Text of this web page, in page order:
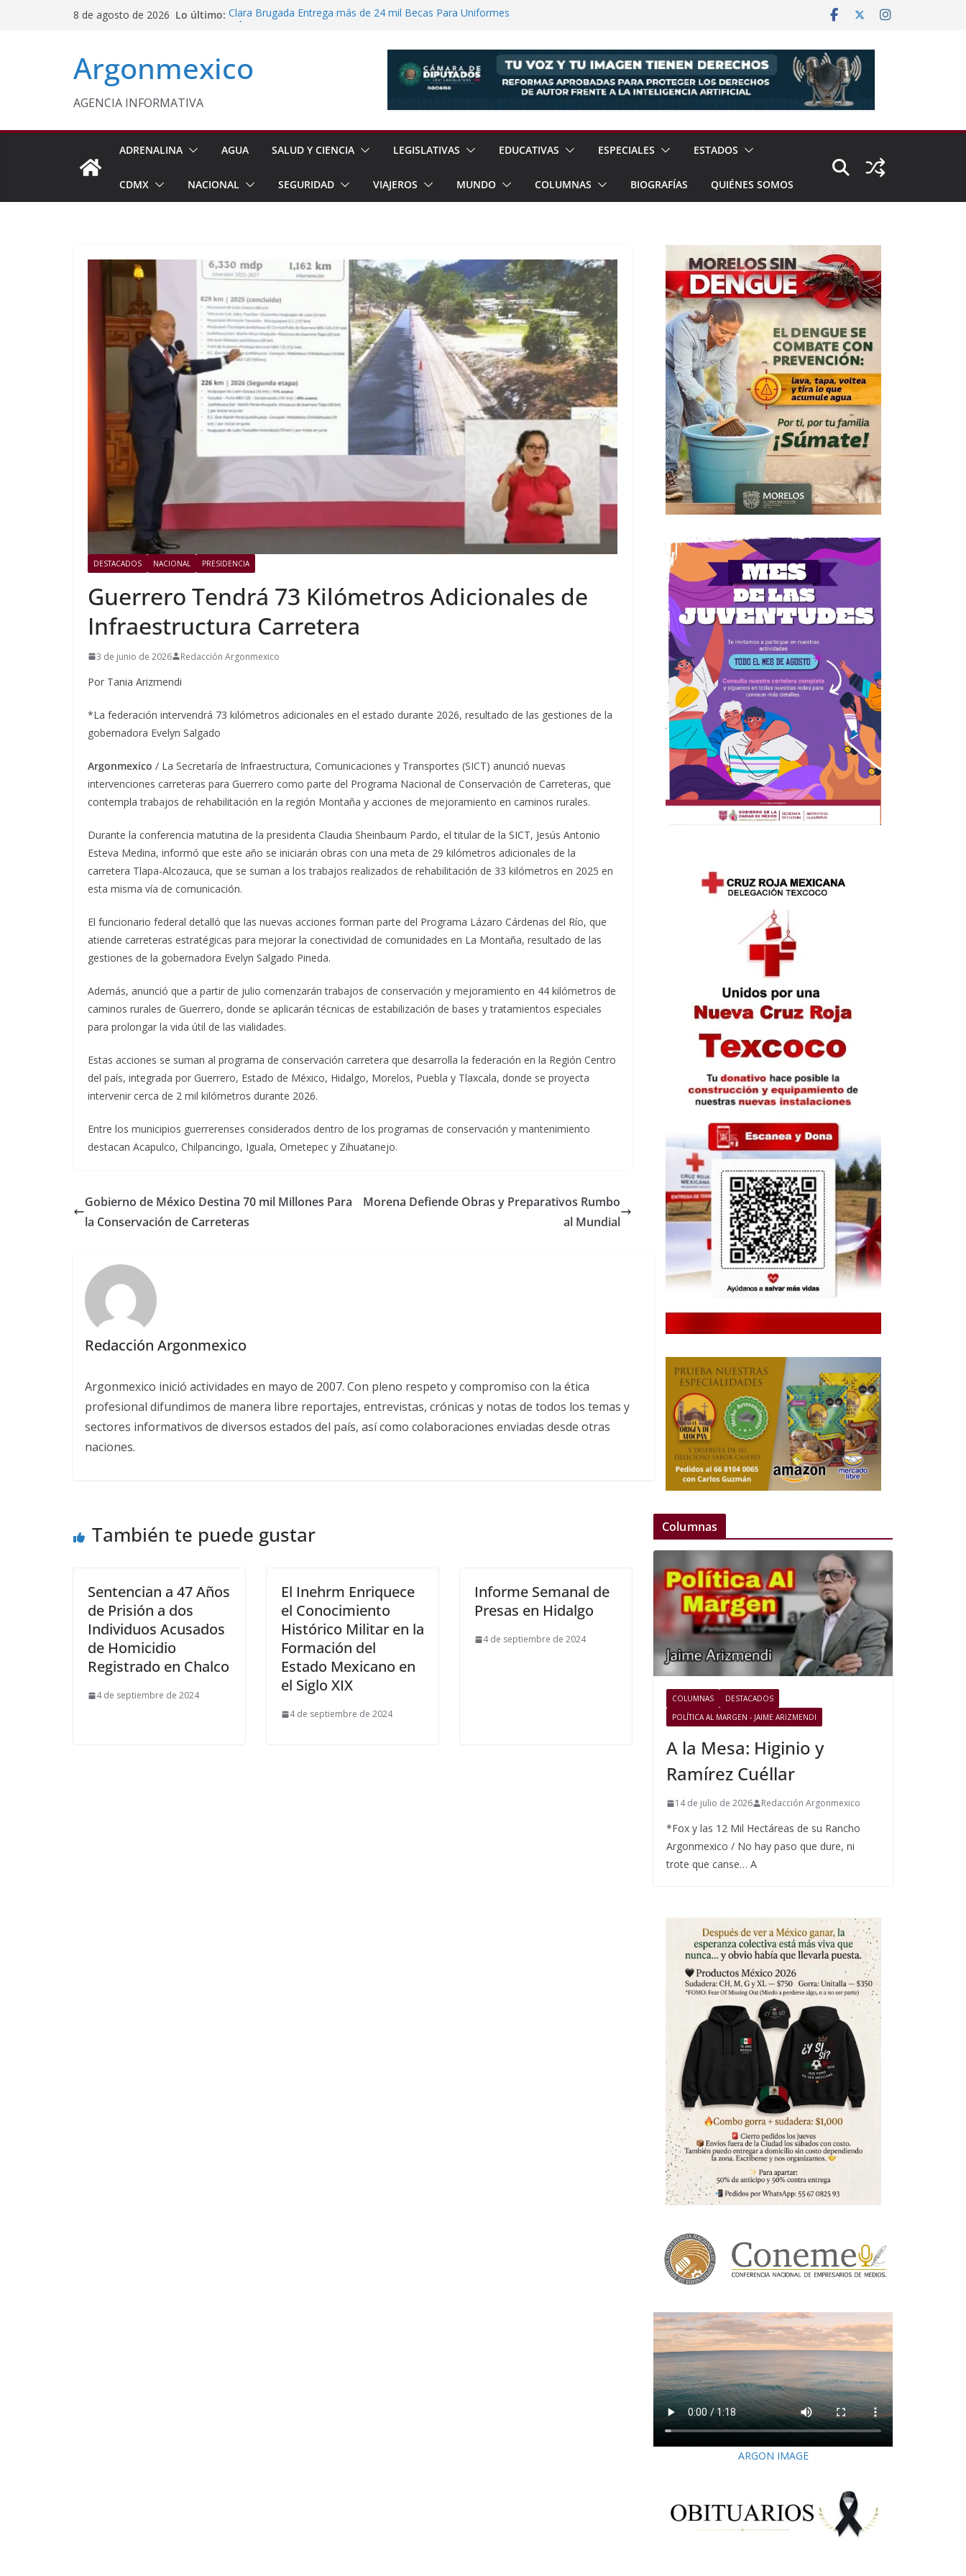
8 de agosto de 2026 Lo último: Clara Brugada Entrega más de 24 mil Becas Para Uniformes
Chimalhuacán
Sheinbaum Entrega Pensión Mujeres Bienestar a
y Perú
Argonmexico
AGENCIA INFORMATIVA
ADRENALINA AGUA SALUD Y CIENCIA LEGISLATIVAS EDUCATIVAS ESPECIALES ESTADOS
CDMX NACIONAL SEGURIDAD VIAJEROS MUNDO COLUMNAS BIOGRAFÍAS QUIÉNES SOMOS
DESTACADOS NACIONAL PRESIDENCIA
Guerrero Tendrá 73 Kilómetros Adicionales de
Infraestructura Carretera
3 de junio de 2026 Redacción Argonmexico
Por Tania Arizmendi
*La federación intervendrá 73 kilómetros adicionales en el estado durante 2026, resultado de las gestiones de la
gobernadora Evelyn Salgado
Argonmexico / La Secretaría de Infraestructura, Comunicaciones y Transportes (SICT) anunció nuevas
intervenciones carreteras para Guerrero como parte del Programa Nacional de Conservación de Carreteras, que
contempla trabajos de rehabilitación en la región Montaña y acciones de mejoramiento en caminos rurales.
Durante la conferencia matutina de la presidenta Claudia Sheinbaum Pardo, el titular de la SICT, Jesús Antonio
Esteva Medina, informó que este año se iniciarán obras con una meta de 29 kilómetros adicionales de la
carretera Tlapa-Alcozauca, que se suman a los trabajos realizados de rehabilitación de 33 kilómetros en 2025 en
esta misma vía de comunicación.
El funcionario federal detalló que las nuevas acciones forman parte del Programa Lázaro Cárdenas del Río, que
atiende carreteras estratégicas para mejorar la conectividad de comunidades en La Montaña, resultado de las
gestiones de la gobernadora Evelyn Salgado Pineda.
Además, anunció que a partir de julio comenzarán trabajos de conservación y mejoramiento en 44 kilómetros de
caminos rurales de Guerrero, donde se aplicarán técnicas de estabilización de bases y tratamientos especiales
para prolongar la vida útil de las vialidades.
Estas acciones se suman al programa de conservación carretera que desarrolla la federación en la Región Centro
del país, integrada por Guerrero, Estado de México, Hidalgo, Morelos, Puebla y Tlaxcala, donde se proyecta
intervenir cerca de 2 mil kilómetros durante 2026.
Entre los municipios guerrerenses considerados dentro de los programas de conservación y mantenimiento
destacan Acapulco, Chilpancingo, Iguala, Ometepec y Zihuatanejo.
Gobierno de México Destina 70 mil Millones Para
la Conservación de Carreteras
Morena Defiende Obras y Preparativos Rumbo
al Mundial
Redacción Argonmexico
Argonmexico inició actividades en mayo de 2007. Con pleno respeto y compromiso con la ética
profesional difundimos de manera libre reportajes, entrevistas, crónicas y notas de todos los temas y
sectores informativos de diversos estados del país, así como colaboraciones enviadas desde otras
naciones.
También te puede gustar
Sentencian a 47 Años
de Prisión a dos
Individuos Acusados
de Homicidio
Registrado en Chalco
4 de septiembre de 2024
El Inehrm Enriquece
el Conocimiento
Histórico Militar en la
Formación del
Estado Mexicano en
el Siglo XIX
4 de septiembre de 2024
Informe Semanal de
Presas en Hidalgo
4 de septiembre de 2024
Columnas
COLUMNAS
DESTACADOS
POLÍTICA AL MARGEN - JAIME ARIZMENDI
A la Mesa: Higinio y
Ramírez Cuéllar
14 de julio de 2026 Redacción Argonmexico
*Fox y las 12 Mil Hectáreas de su Rancho
Argonmexico / No hay paso que dure, ni
trote que canse… A
ARGON IMAGE